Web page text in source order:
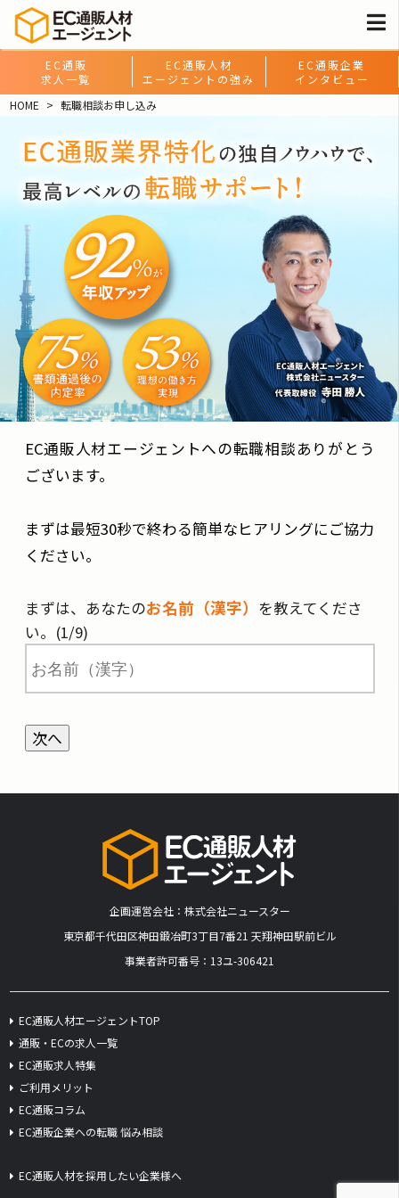
EC通販
求人一覧
EC通販人材
エージェントの強み
EC通販企業
インタビュー
HOME
転職相談お申し込み
EC通販人材エージェントへの転職相談ありがとう
ございます。
まずは最短30秒で終わる簡単なヒアリングにご協力
ください。
まずは、あなたのお名前（漢字） を教えてくださ
い。(1/9)
次へ
企画運営会社：株式会社ニュースター
​東京都千代田区神田鍛冶町3丁目7番21 天翔神田駅前ビル
事業者許可番号：13ユ-306421
EC通販人材エージェントTOP
通販・ECの求人一覧
EC通販求人特集
ご利用メリット
EC通販コラム
EC通販企業への転職 悩み相談
EC通販人材を採用したい企業様へ